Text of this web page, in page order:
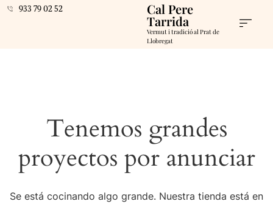
933 79 02 52 Cal Pere
Tarrida
Vermut i tradició al Prat de
Llobregat
Tenemos grandes
proyectos por anunciar
Se está cocinando algo grande. Nuestra tienda está en